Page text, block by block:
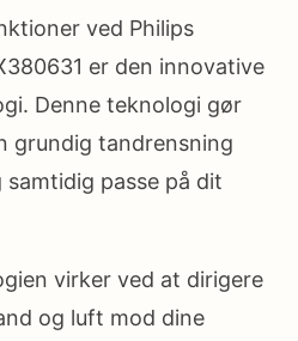
ved Philips
er den innovative
Denne teknologi gør
grundig tandrensning
passe på dit
virker ved at dirigere
og luft mod dine